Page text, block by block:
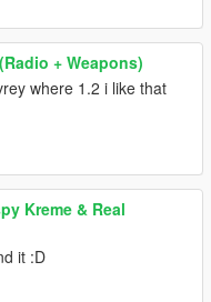
+ Weapons)
where 1.2 i like that
Kreme & Real
it :D